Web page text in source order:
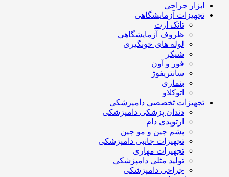
ابزار جراحی
تجهیزات آزمایشگاهی
تانک ازت
ظروف آزمایشگاهی
لوله های خونگیری
شیکر
فور و آون
سانتریفوژ
بنماری
اتوکلاو
تجهیزات تخصصی دامپزشکی
دندان پزشکی دامپزشکی
ارتوپدی دام
پشم چین و مو چین
تجهیزات جانبی دامپزشکی
تجهیزات مهاری
تولید مثلی دامپزشکی
جراحی دامپزشکی